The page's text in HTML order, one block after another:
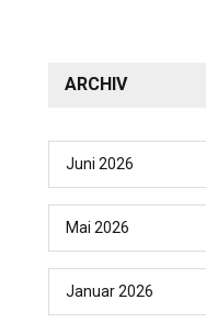
ARCHIV
Juni 2026
Mai 2026
Januar 2026